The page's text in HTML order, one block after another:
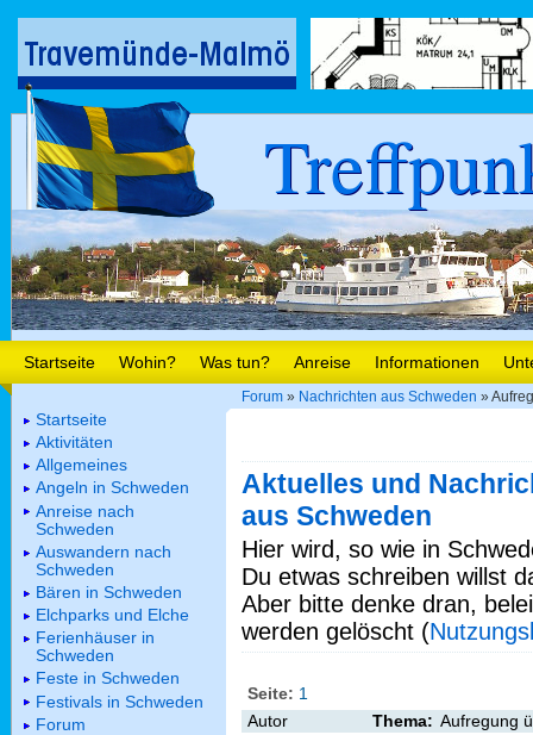
Startseite Wohin? Was tun? Anreise Informationen
Forum » Nachrichten aus Schweden »
Aktuelles und
aus Schweden
Hier wird, so wie in
Du etwas schreiben willst
Aber bitte denke dran,
werden gelöscht (
Seite: 1
Autor
Thema: Aufregung
Startseite
Aktivitäten
Allgemeines
Angeln in Schweden
Anreise nach
Schweden
Auswandern nach
Schweden
Bären in Schweden
Elchparks und Elche
Ferienhäuser in
Schweden
Feste in Schweden
Festivals in Schweden
Forum